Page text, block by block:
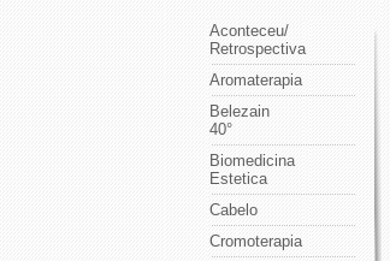
Aconteceu/
Retrospectiva
Aromaterapia
Belezain
40°
Biomedicina
Estetica
Cabelo
Cromoterapia